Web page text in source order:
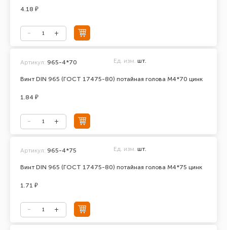
4.18 ₽
Винт DIN 965 (ГОСТ 17475-80) потайная голова М4*70 цинк
Артикул: 965-4*70 Ед. изм. шт.
1.84 ₽
Винт DIN 965 (ГОСТ 17475-80) потайная голова М4*75 цинк
Артикул: 965-4*75 Ед. изм. шт.
1.71 ₽